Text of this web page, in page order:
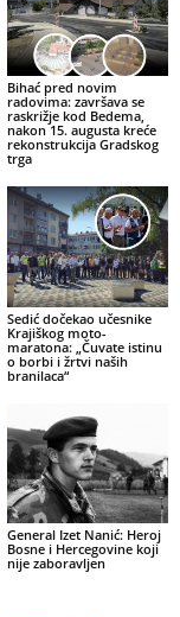
Bihać pred novim
radovima: završava se
raskrižje kod Bedema,
nakon 15. augusta kreće
rekonstrukcija Gradskog
trga
Sedić dočekao učesnike
Krajiškog moto-
maratona: „Čuvate istinu
o borbi i žrtvi naših
branilaca“
General Izet Nanić: Heroj
Bosne i Hercegovine koji
nije zaboravljen